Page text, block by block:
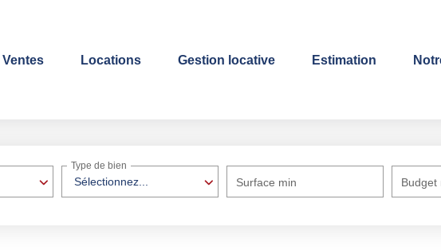
Ventes Locations Gestion locative Estimation
Sélectionnez...
Type de bien
Surface min Budget